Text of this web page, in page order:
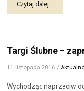
Czytaj dalej...
Targi Ślubne –
11 listopada 2016 /
Wychodząc naprzeciw